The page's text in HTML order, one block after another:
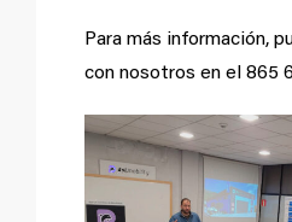
Para más información,
con nosotros en el 865